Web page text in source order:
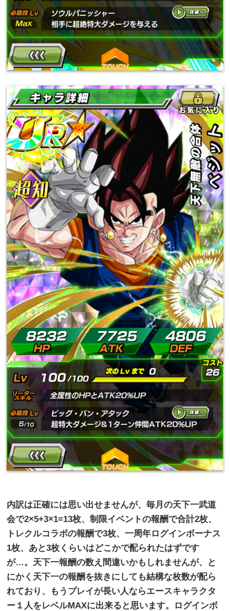
内訳は正確には思い出せませんが、毎月の天下一武道
会で2×5+3×1=13枚、制限イベントの報酬で合計2枚、
トレクルコラボの報酬で3枚、一周年ログインボーナス
1枚、あと3枚くらいはどこかで配られたはずです
が…。天下一報酬の数え間違いかもしれませんが、と
にかく天下一の報酬を抜きにしても結構な枚数が配ら
れており、もうプレイが長い人ならエースキャラクタ
ー１人をレベルMAXに出来ると思います。ログインボ